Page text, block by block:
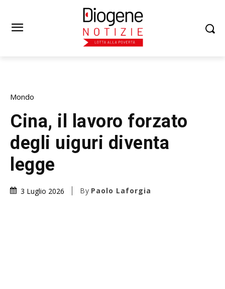
Mondo
Cina, il lavoro forzato
degli uiguri diventa
legge
3 Luglio 2026 By Paolo Laforgia